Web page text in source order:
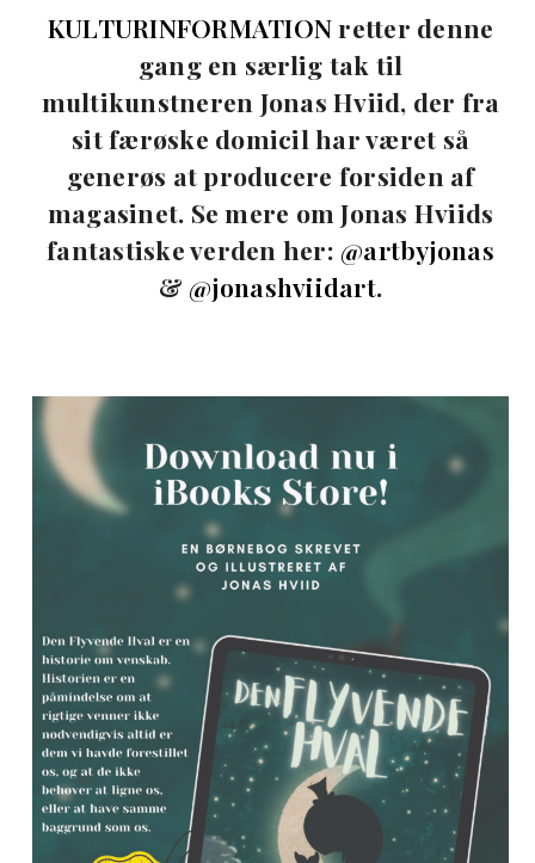
KULTURINFORMATIONretter denne
gang en særlig tak til
multikunstneren Jonas Hviid, der fra
sit færøske domicil har været så
generøs at producere forsiden af
magasinet. Se mere om Jonas Hviids
fantastiske verden her: @artbyjonas
& @jonashviidart.